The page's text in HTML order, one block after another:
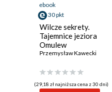
ebook
30 pkt
Wilcze sekrety.
Tajemnice jeziora
Omulew
Przemysław Kawecki
(29,18 zł najniższa cena z 30 dni)